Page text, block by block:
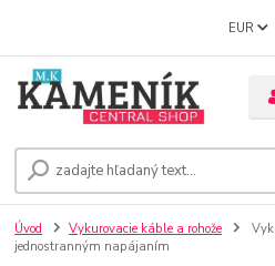
EUR
Úvod Vykurovacie káble a rohože
jednostranným napájaním